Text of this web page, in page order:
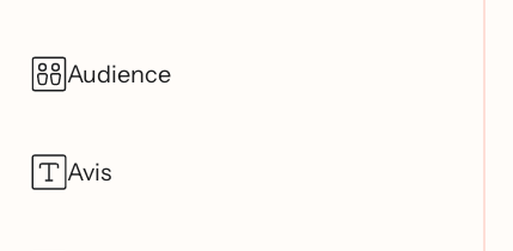
Audience
Avis